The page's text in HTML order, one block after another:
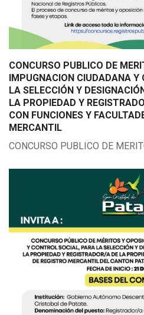
CONCURSO PUBLICO DE
IMPUGNACION CIUDADANA Y
LA SELECCIÓN Y
LA PROPIEDAD Y
CON FUNCIONES Y
MERCANTIL
CONCURSO PUBLICO DE